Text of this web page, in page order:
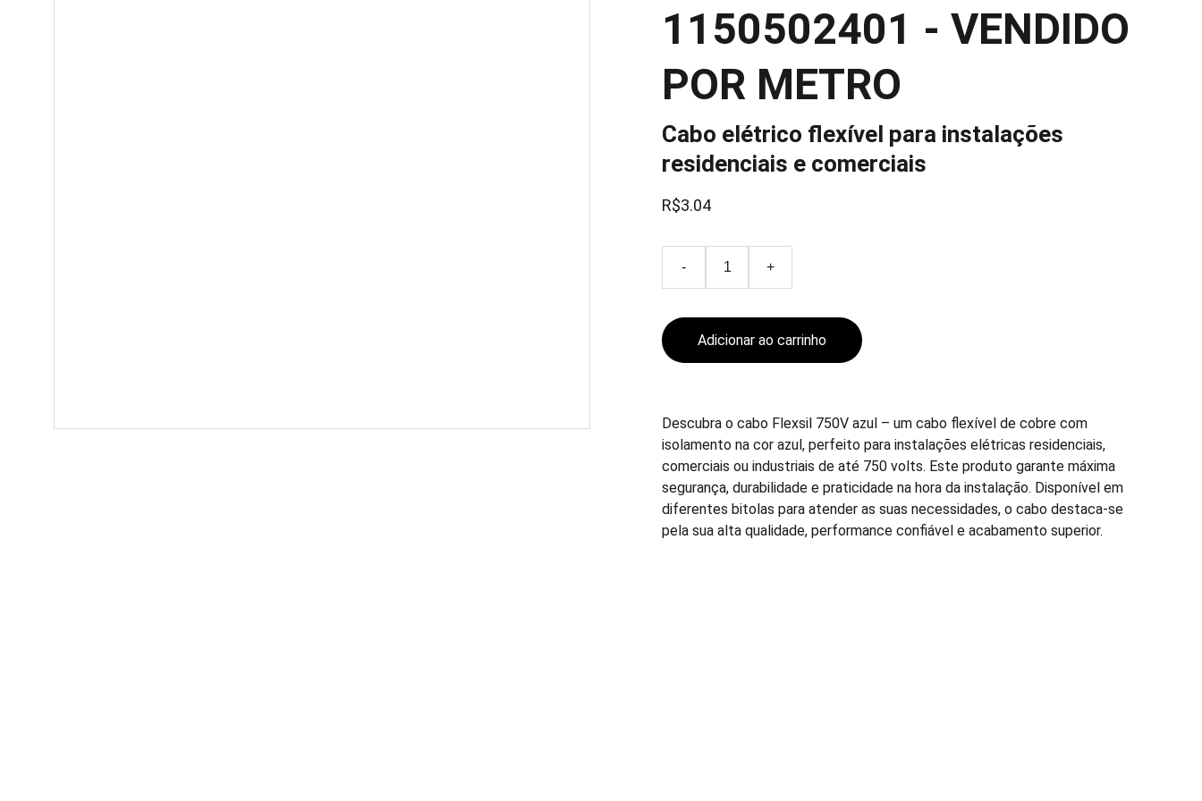
1150502401 - VENDIDO
POR METRO
Cabo elétrico flexível para instalações
residenciais e comerciais
R$3.04
- +
Adicionar ao carrinho
Descubra o cabo Flexsil 750V azul – um cabo flexível de cobre com
isolamento na cor azul, perfeito para instalações elétricas residenciais,
comerciais ou industriais de até 750 volts. Este produto garante máxima
segurança, durabilidade e praticidade na hora da instalação. Disponível em
diferentes bitolas para atender as suas necessidades, o cabo destaca-se
pela sua alta qualidade, performance confiável e acabamento superior.